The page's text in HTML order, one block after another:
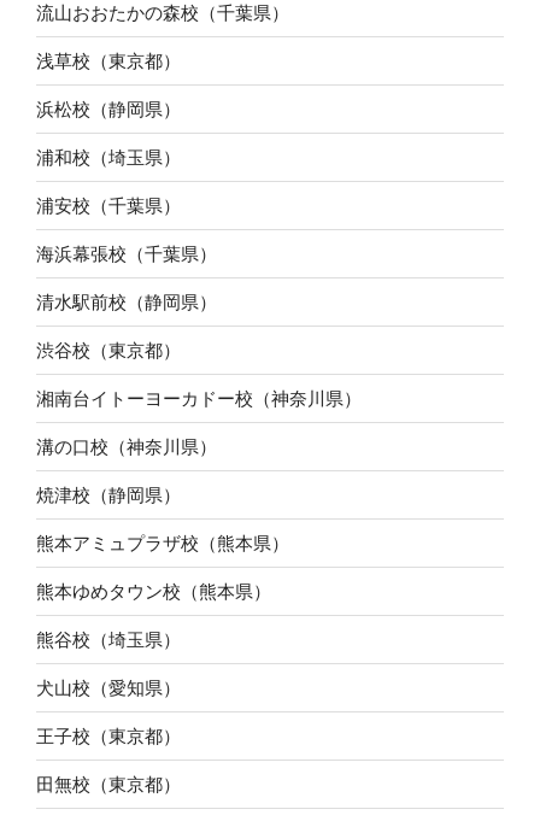
流山おおたかの森校（千葉県）
浅草校（東京都）
浜松校（静岡県）
浦和校（埼玉県）
浦安校（千葉県）
海浜幕張校（千葉県）
清水駅前校（静岡県）
渋谷校（東京都）
湘南台イトーヨーカドー校（神奈川県）
溝の口校（神奈川県）
焼津校（静岡県）
熊本アミュプラザ校（熊本県）
熊本ゆめタウン校（熊本県）
熊谷校（埼玉県）
犬山校（愛知県）
王子校（東京都）
田無校（東京都）